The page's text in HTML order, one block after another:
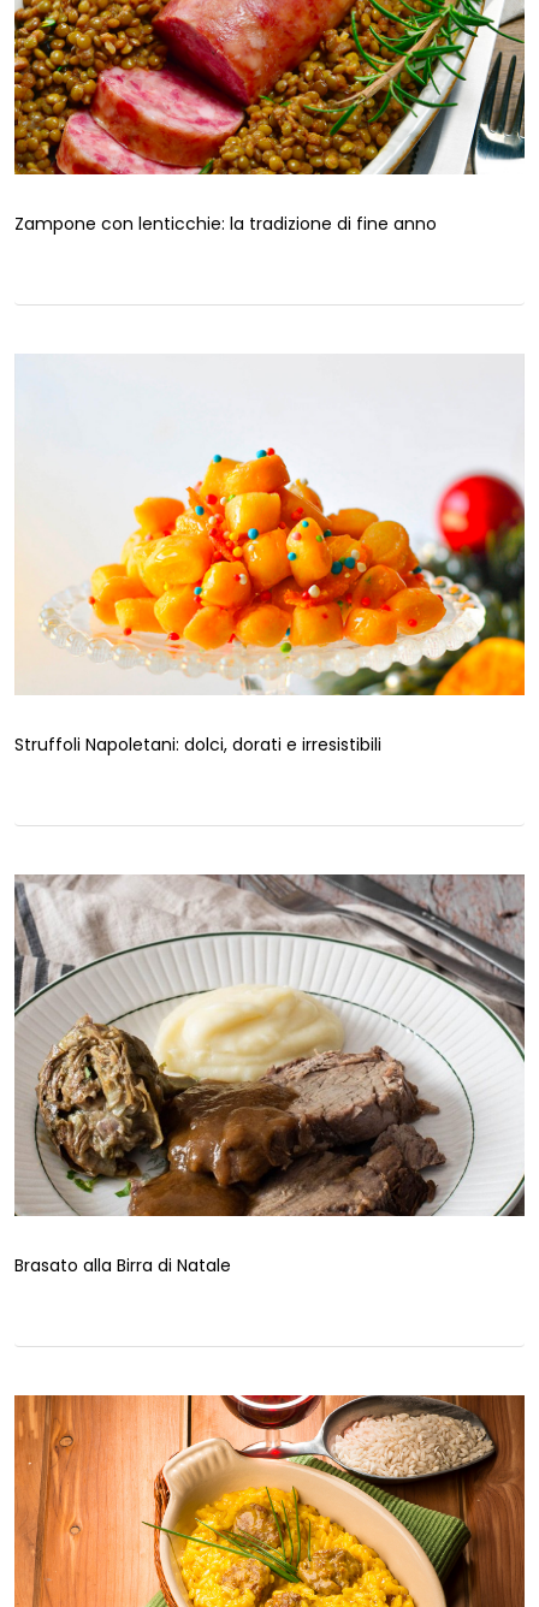
Zampone con lenticchie: la tradizione di fine anno
Struffoli Napoletani: dolci, dorati e irresistibili
Brasato alla Birra di Natale